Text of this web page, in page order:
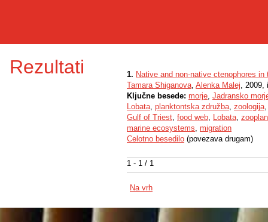
Rezultati
1 - 1 / 1
1. Native and non-native ctenophores
Tamara Shiganova, Alenka Malej, 2009,
Ključne besede: morje, Jadransko
Lobata, planktontska združba, zoologija
Gulf of Triest, food web, Lobata,
marine ecosystems, migration
Celotno besedilo (povezava drugam)
Na vrh